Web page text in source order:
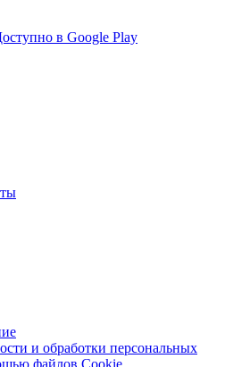
и обработки персональных
файлов Cookie